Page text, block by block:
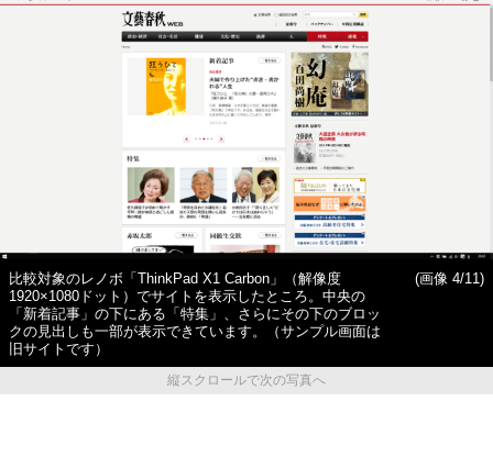
比較対象のレノボ「ThinkPad X1 Carbon」（解像度
1920×1080ドット）でサイトを表示したところ。中央の
「新着記事」の下にある「特集」、さらにその下のブロッ
クの見出しも一部が表示できています。（サンプル画面は
旧サイトです）
(画像 4/11)
縦スクロールで次の写真へ